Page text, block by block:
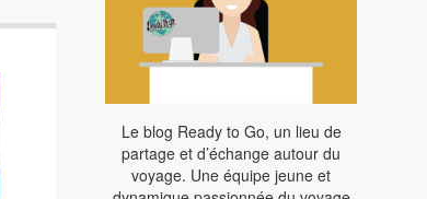
Le blog Ready to Go, un lieu de
partage et d’échange autour du
voyage. Une équipe jeune et